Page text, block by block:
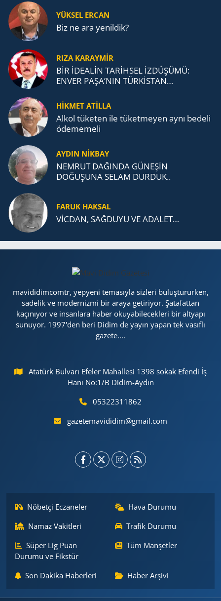
YÜKSEL ERCAN
Biz ne ara yenildik?
RIZA KARAYMIR
BİR İDEALİN TARİHSEL İZDÜŞÜMÜ:
ENVER PAŞA’NIN TÜRKİSTAN
TEŞKİLATI’NA UZANAN MİRASI
HİKMET ATİLLA
Alkol tü­ke­ten ile tü­ket­me­yen aynı be­de­li
öde­me­me­li
AYDIN NİKBAY
NEMRUT DAĞINDA GÜNEŞİN
DOĞUŞUNA SELAM DURDUK..
FARUK HAKSAL
VİCDAN, SAĞ­DU­YU VE ADA­LET…
mavididimcomtr, yepyeni temasıyla sizleri buluştururken,
sadelik ve modernizmi bir araya getiriyor. Şatafattan
kaçınıyor ve insanlara haber okuyabilecekleri bir altyapı
sunuyor. 1997'den beri Didim de yayın yapan tek vasıflı
gazete....
Atatürk Bulvarı Efeler Mahallesi 1398 sokak Efendi İş
Hanı No:1/B Didim-Aydın
05322311862
gazetemavididim@gmail.com
Nöbetçi Eczaneler
Hava Durumu
Namaz Vakitleri
Trafik Durumu
Süper Lig Puan
Durumu ve Fikstür
Tüm Manşetler
Son Dakika Haberleri Haber Arşivi